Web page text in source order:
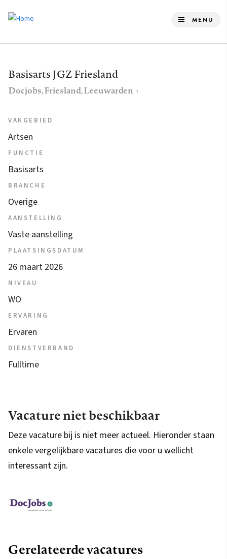
de
gaan
MENU
Basisarts JGZ Friesland
Docjobs, Friesland, Leeuwarden
VAKGEBIED
Artsen
FUNCTIE
Basisarts
BRANCHE
Overige
AANSTELLING
Vaste aanstelling
PLAATSINGSDATUM
26 maart 2026
NIVEAU
WO
ERVARING
Ervaren
DIENSTVERBAND
Fulltime
Vacature niet beschikbaar
Deze vacature bij is niet meer actueel. Hieronder staan
enkele vergelijkbare vacatures die voor u wellicht
interessant zijn.
Gerelateerde vacatures